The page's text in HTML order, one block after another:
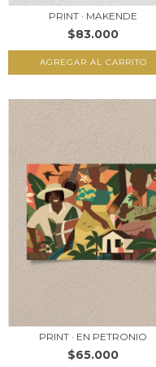
PRINT · MAKENDE
$83.000
AGREGAR AL CARRITO
PRINT · EN PETRONIO
$65.000